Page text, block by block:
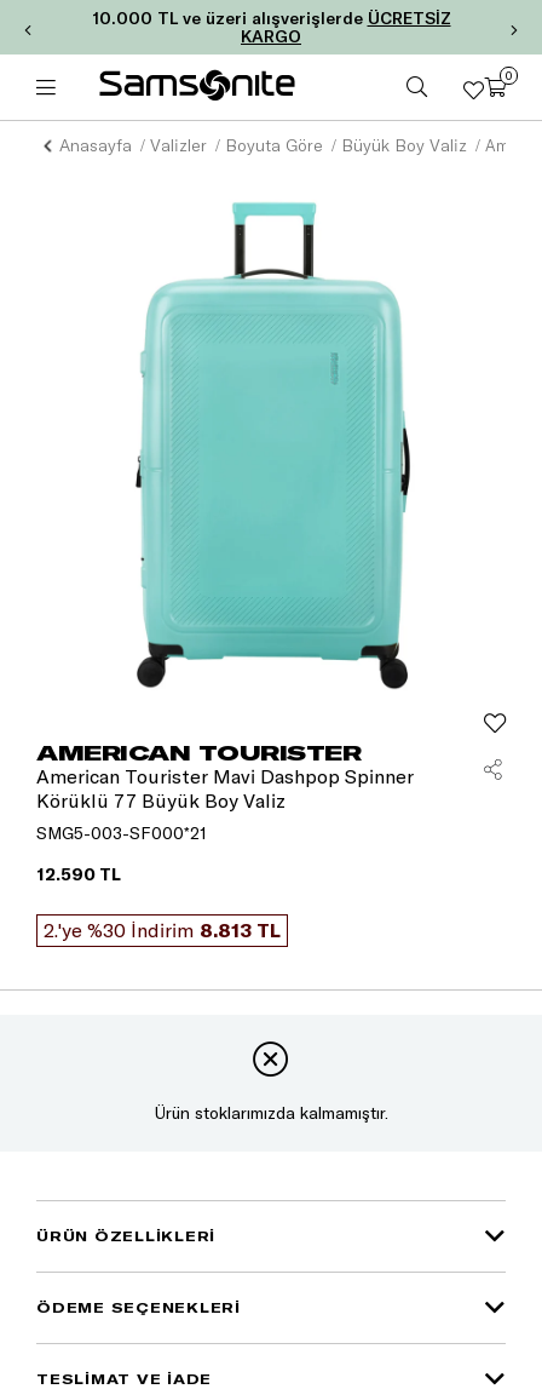
10.000 TL ve üzeri alışverişlerde ÜCRETSİZ
KARGO
0
Anasayfa Valizler Boyuta Göre Büyük Boy Valiz
AMERICAN TOURISTER
American Tourister Mavi Dashpop Spinner
Körüklü 77 Büyük Boy Valiz
SMG5-003-SF000*21
12.590 TL
2.'ye %30 İndirim 8.813 TL
Ürün stoklarımızda kalmamıştır.
ÜRÜN ÖZELLIKLERI
ÖDEME SEÇENEKLERI
TESLİMAT VE İADE